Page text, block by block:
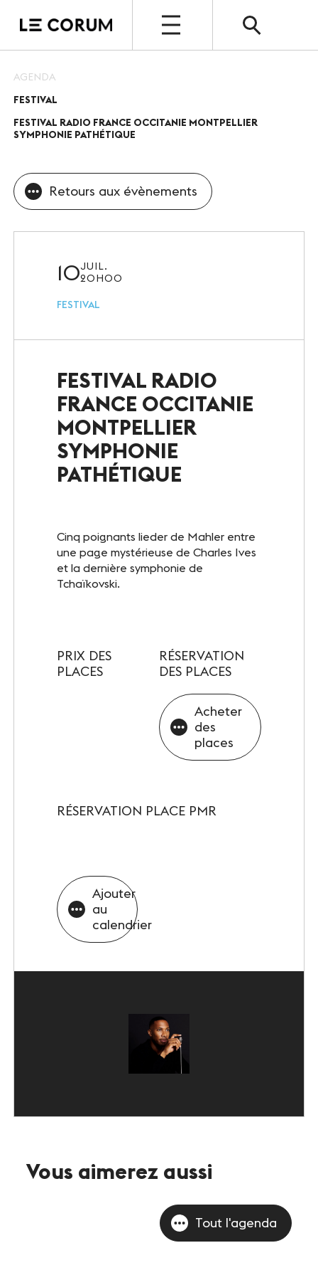
ESPACE PRO
Le Corum
Vos évènements, nos références
Nos services
Nos offres spéciales
Notre destination
Un site éco-responsable
Photothèque
Billetterie
Actualités
Accès
Restauration et hébergement
Objets perdus et trouvés
SUIVEZ-NOUS
Facebook LinkedIn
AGENDA
FESTIVAL
FESTIVAL RADIO FRANCE OCCITANIE MONTPELLIER
SYMPHONIE PATHÉTIQUE
Retours aux évènements
10JUIL.
20H00
FESTIVAL
FESTIVAL RADIO
FRANCE OCCITANIE
MONTPELLIER
SYMPHONIE
PATHÉTIQUE
Cinq poignants lieder de Mahler entre
une page mystérieuse de Charles Ives
et la dernière symphonie de
Tchaïkovski.
PRIX DES
PLACES
RÉSERVATION
DES PLACES
Acheter
des
places
RÉSERVATION PLACE PMR
Ajouter
au
calendrier
Vous aimerez aussi
Tout l'agenda